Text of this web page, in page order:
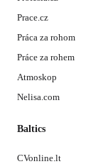
Prace.cz
Práca za rohom
Práce za rohem
Atmoskop
Nelisa.com
Baltics
CVonline.lt